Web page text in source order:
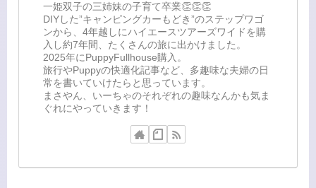
一姫双子の三姉妹の子育て卒業👏👏👏
DIYした”キャンピングカーもどき”のステップワゴ
ンから、4年越しにハイエースツアーズワイドを購
入し約7年間、たくさんの旅に出かけました。
2025年にPuppyFullhouse購入。
旅行やPuppyの快適化記事など、多趣味な夫婦の日
常を書いていけたらと思っています。
まさやん、いーちゃのそれぞれの趣味なんかも気ま
ぐれにやっていきます！